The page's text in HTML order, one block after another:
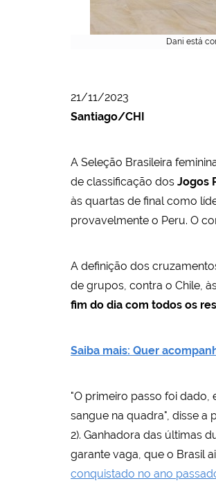
Dani está
21/11/2023
Santiago/CHI
A Seleção Brasileira
de classificação dos Jogos
às quartas de final como
provavelmente o Peru. O
A definição dos
de grupos, contra o Chile,
fim do dia com todos os
Saiba mais: Quer
"O primeiro passo foi dado,
sangue na quadra", disse a
2). Ganhadora das últimas
garante vaga, que o Brasil
conquistado no ano